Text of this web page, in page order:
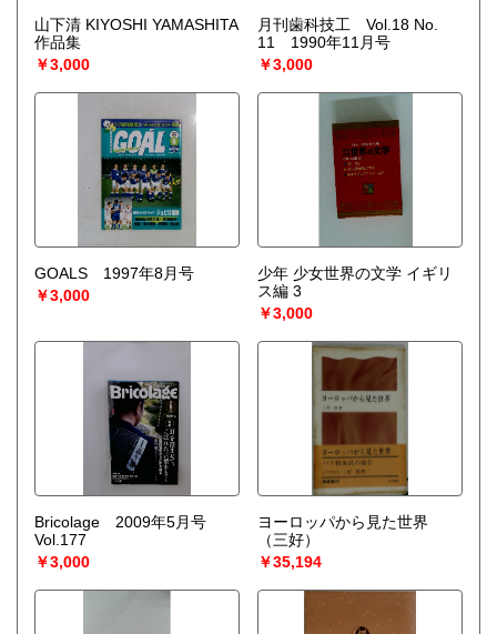
山下清 KIYOSHI YAMASHITA
作品集
￥3,000
月刊歯科技工 Vol.18 No.
11 1990年11月号
￥3,000
GOALS 1997年8月号
￥3,000
少年 少女世界の文学 イギリ
ス編 3
￥3,000
Bricolage 2009年5月号
Vol.177
￥3,000
ヨーロッパから見た世界
（三好）
￥35,194